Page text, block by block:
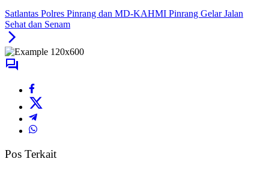
Satlantas Polres Pinrang dan MD-KAHMI Pinrang Gelar Jalan
Sehat dan Senam
Pos Terkait